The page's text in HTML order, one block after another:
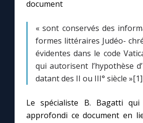
Contact
Faire un don
Marie de Nazareth
document
« sont conservés des
formes littéraires Judéo-
évidentes dans le code
qui autorisent l’hypothèse
datant des II ou III° siècle »[1]
Le spécialiste B. Bagatti
approfondi ce document en